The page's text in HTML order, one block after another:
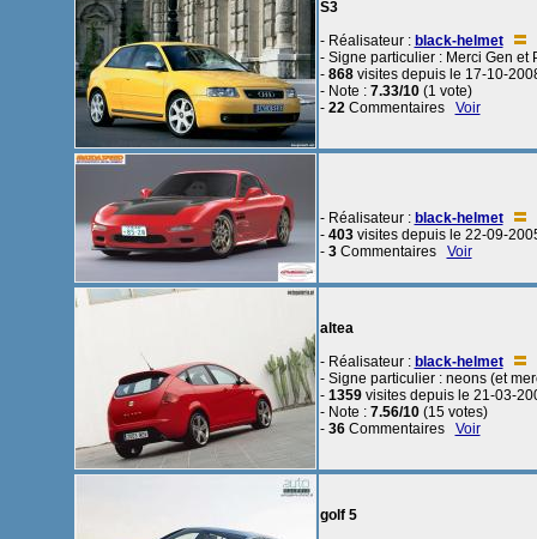
S3
- Réalisateur : black-helmet
- Signe particulier : Merci Gen et
- 868visites depuis le 17-10-
- Note : 7.33/10(1 vote)
- 22Commentaires Voir
- Réalisateur : black-helmet
- 403visites depuis le 22-09-
- 3Commentaires Voir
altea
- Réalisateur : black-helmet
- Signe particulier : neons (et
- 1359visites depuis le 21-03-
- Note : 7.56/10(15 votes)
- 36Commentaires Voir
golf 5